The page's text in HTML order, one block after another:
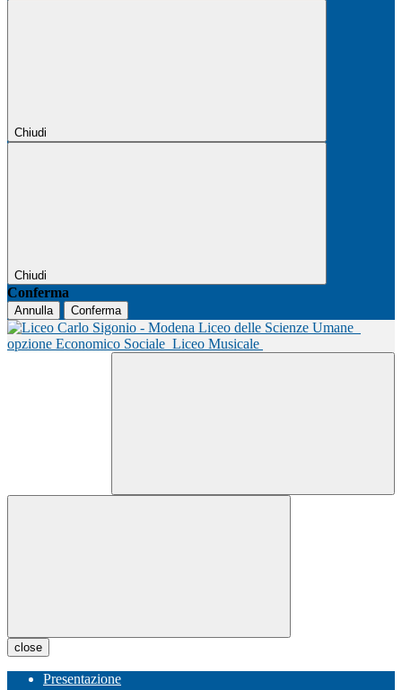
Chiudi
Chiudi
Conferma
Annulla Conferma
Liceo delle Scienze Umane
opzione Economico Sociale Liceo Musicale
close
Presentazione